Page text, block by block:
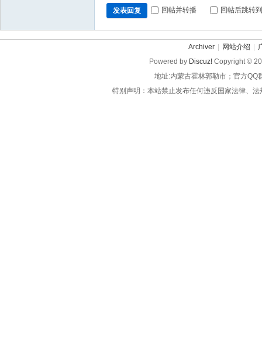
发表回复 回帖并转播 回帖后跳转
Archiver 网站介绍
Powered by Discuz! Copyright ©
地址:内蒙古霍林郭勒市；官方QQ
特别声明：本站禁止发布任何违反国家法律、